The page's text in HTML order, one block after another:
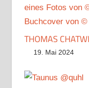
THOMAS
19. Mai 2024